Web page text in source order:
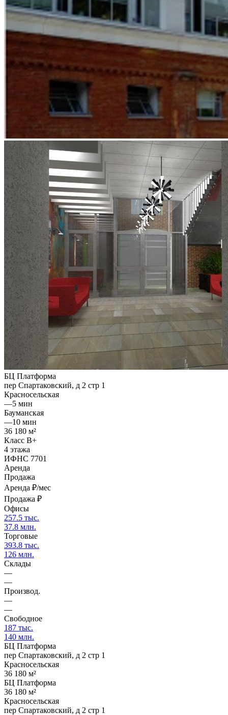
БЦ Платформа
пер Спартаковский, д 2 стр 1
Красносельская
—5 мин
Бауманская
—10 мин
36 180 м²
Класс B+
4 этажа
ИФНС 7701
Аренда
Продажа
Аренда ₽/мес
Продажа ₽
Офисы
257.5 тыс.
37.8 млн.
Торговые
393.8 тыс.
126 млн.
Склады
—
—
Производ.
—
—
Свободное
187 тыс.
140 млн.
БЦ Платформа
пер Спартаковский, д 2 стр 1
Красносельская
36 180 м²
БЦ Платформа
36 180 м²
Красносельская
пер Спартаковский, д 2 стр 1